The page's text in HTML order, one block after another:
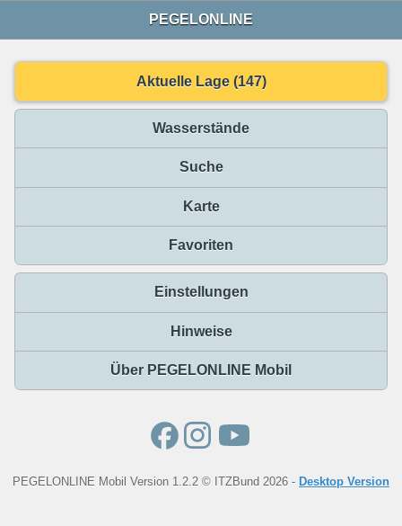
PEGELONLINE
Aktuelle Lage (147)
Wasserstände
Suche
Karte
Favoriten
Einstellungen
Hinweise
Über PEGELONLINE Mobil
PEGELONLINE Mobil Version 1.2.2 © ITZBund 2026 - Desktop Version